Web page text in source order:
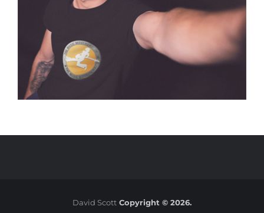
David ScottCopyright © 2026.